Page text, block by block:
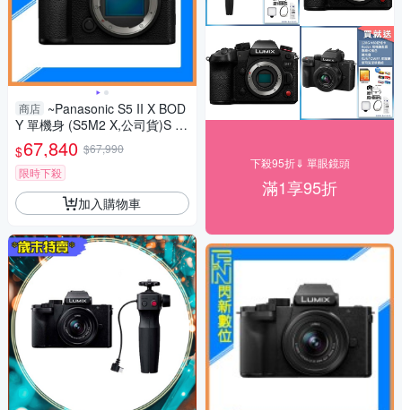
商店 ~Panasonic S5 II X BOD
Y 單機身 (S5M2 X,公司貨)S 5II
$67,840 $67,990
限時下殺
加入購物車
下殺95折⇓ 單眼鏡頭
滿1享95折